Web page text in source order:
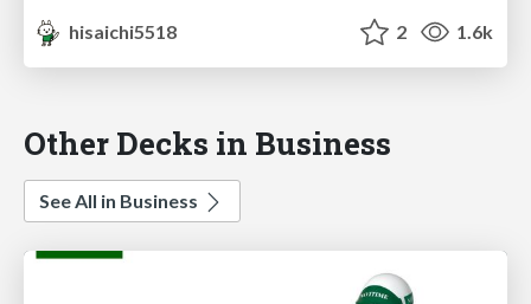
hisaichi5518
2 1.6k
Other Decks in Business
See All in Business